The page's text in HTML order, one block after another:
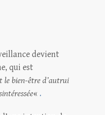
devient
qui est
le bien-être d’autrui
« .